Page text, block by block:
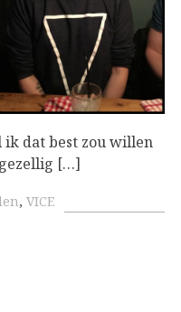
ik dat best zou willen
[…]
, VICE